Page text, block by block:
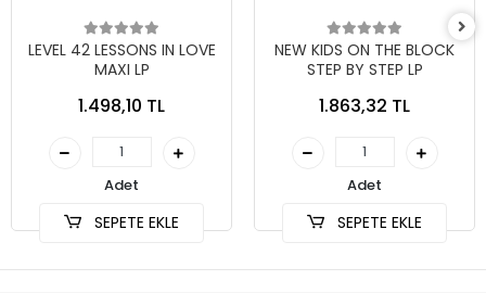
LEVEL 42 LESSONS IN LOVE
MAXI LP
1.498,10 TL
Adet
SEPETE EKLE
NEW KIDS ON THE BLOCK
STEP BY STEP LP
1.863,32 TL
Adet
SEPETE EKLE